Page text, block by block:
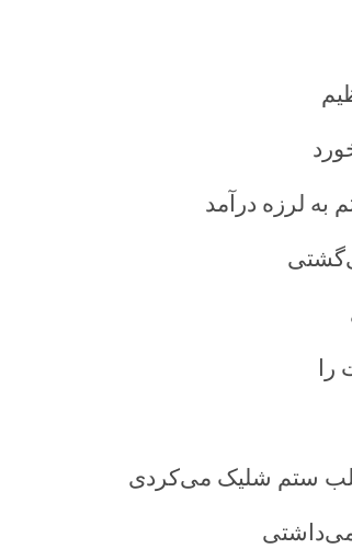
لرزه درآمد
را
ستم شليک می‌کردی